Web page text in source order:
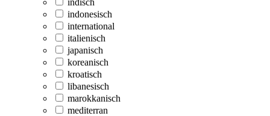
indonesisch
international
italienisch
japanisch
koreanisch
kroatisch
libanesisch
marokkanisch
mediterran